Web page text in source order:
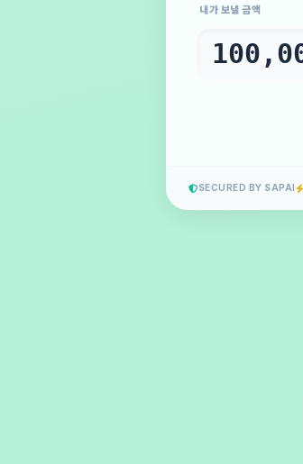
내가 보낼 금액
SECURED BY SAPAI